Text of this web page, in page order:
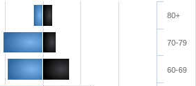
60-69
70-79
80+